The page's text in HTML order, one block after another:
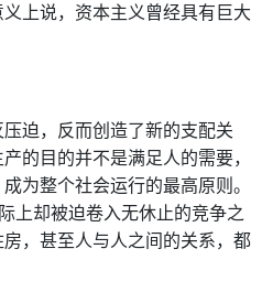
上说，资本主义曾经具有巨大
迫，反而创造了新的支配关
的目的并不是满足人的需要，
为整个社会运行的最高原则。
上却被迫卷入无休止的竞争之
，甚至人与人之间的关系，都